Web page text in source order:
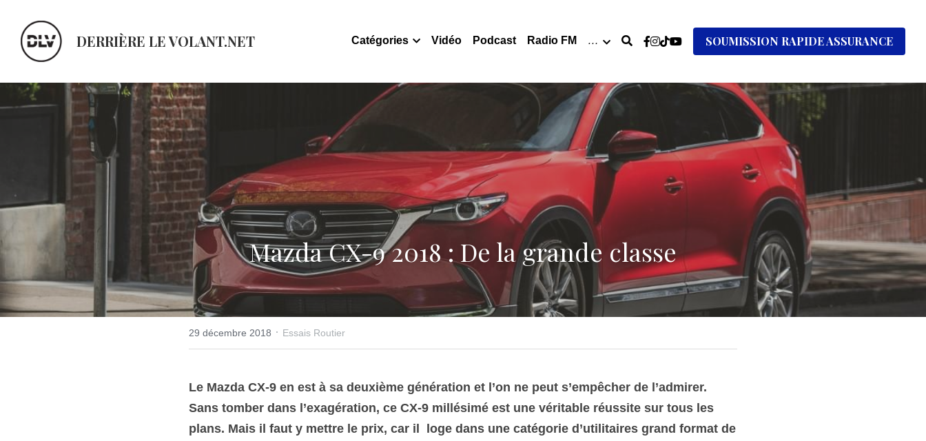
DERRIÈRE LE VOLANT.NET Catégories Vidéo Podcast Radio FM … SOUMISSION RAPIDE ASSURANCE
Mazda CX-9 2018 : De la grande classe
29 décembre 2018 · Essais Routier
Le Mazda CX-9 en est à sa deuxième génération et l’on ne peut s’empêcher de l’admirer.
Sans tomber dans l’exagération, ce CX-9 millésimé est une véritable réussite sur tous les
plans. Mais il faut y mettre le prix, car il  loge dans une catégorie d’utilitaires grand format de